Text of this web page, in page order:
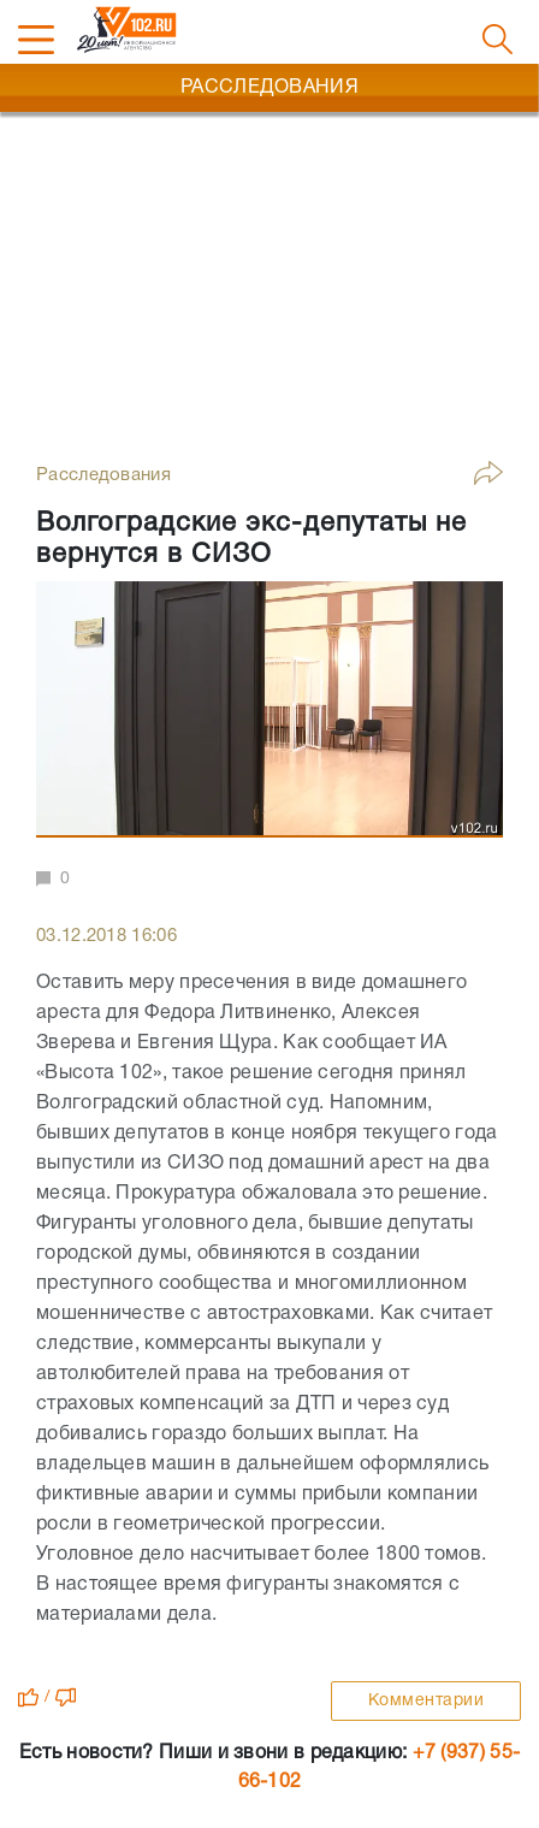
РАССЛЕДОВАНИЯ
Расследования
Волгоградские экс-депутаты не
вернутся в СИЗО
0
03.12.2018 16:06
Оставить меру пресечения в виде домашнего
ареста для Федора Литвиненко, Алексея
Зверева и Евгения Щура. Как сообщает ИА
«Высота 102», такое решение сегодня принял
Волгоградский областной суд. Напомним,
бывших депутатов в конце ноября текущего года
выпустили из СИЗО под домашний арест на два
месяца. Прокуратура обжаловала это решение.
Фигуранты уголовного дела, бывшие депутаты
городской думы, обвиняются в создании
преступного сообщества и многомиллионном
мошенничестве с автостраховками. Как считает
следствие, коммерсанты выкупали у
автолюбителей права на требования от
страховых компенсаций за ДТП и через суд
добивались гораздо больших выплат. На
владельцев машин в дальнейшем оформлялись
фиктивные аварии и суммы прибыли компании
росли в геометрической прогрессии.
Уголовное дело насчитывает более 1800 томов.
В настоящее время фигуранты знакомятся с
материалами дела.
/ Комментарии
Есть новости? Пиши и звони в редакцию: +7 (937) 55-
66-102